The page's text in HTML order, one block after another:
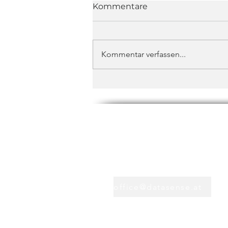
Kommentare
Kommentar verfassen...